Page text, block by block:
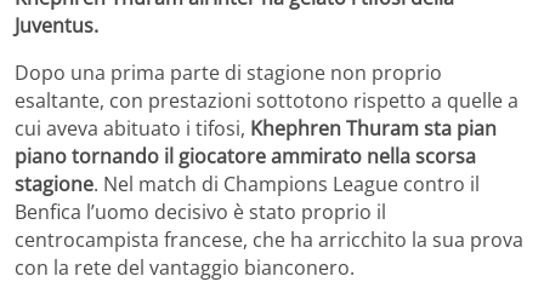
Juventus.
Dopo una prima parte di stagione non proprio
esaltante, con prestazioni sottotono rispetto a quelle a
cui aveva abituato i tifosi, Khephren Thuram sta pian
piano tornando il giocatore ammirato nella scorsa
stagione. Nel match di Champions League contro il
Benfica l’uomo decisivo è stato proprio il
centrocampista francese, che ha arricchito la sua prova
con la rete del vantaggio bianconero.